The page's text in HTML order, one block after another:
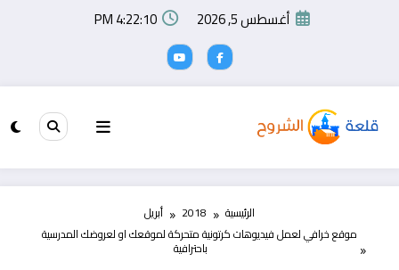
أغسطس 5, 2026 4:22:10 PM
الرئيسية 2018
أبريل
موقع خرافي لعمل فيديوهات كرتونية متحركة لموقعك او لعروضك المدرسية
باحترافية